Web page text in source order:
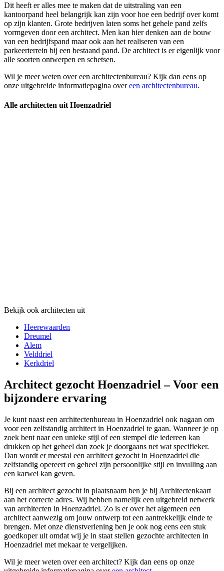
Dit heeft er alles mee te maken dat de uitstraling van een
kantoorpand heel belangrijk kan zijn voor hoe een bedrijf over komt
op zijn klanten. Grote bedrijven laten soms het gehele pand zelfs
vormgeven door een architect. Men kan hier denken aan de bouw
van een bedrijfspand maar ook aan het realiseren van een
parkeerterrein bij een bestaand pand. De architect is er eigenlijk voor
alle soorten ontwerpen en schetsen.
Wil je meer weten over een architectenbureau? Kijk dan eens op
onze uitgebreide informatiepagina overeen architectenbureau.
Alle architecten uit Hoenzadriel
Bekijk ook architecten uit
Heerewaarden
Dreumel
Alem
Velddriel
Kerkdriel
Architect gezocht Hoenzadriel – Voor een
bijzondere ervaring
Je kunt naast een architectenbureau in Hoenzadriel ook nagaan om
voor een zelfstandig architect in Hoenzadriel te gaan. Wanneer je op
zoek bent naar een unieke stijl of een stempel die iedereen kan
drukken op het geheel dan zoek je doorgaans net wat specifieker.
Dan wordt er meestal een architect gezocht in Hoenzadriel die
zelfstandig opereert en geheel zijn persoonlijke stijl en invulling aan
een karwei kan geven.
Bij een architect gezocht in plaatsnaam ben je bij Architectenkaart
aan het correcte adres. Wij hebben namelijk een uitgebreid netwerk
van architecten in Hoenzadriel. Zo is er over het algemeen een
architect aanwezig om jouw ontwerp tot een aantrekkelijk einde te
brengen. Met onze dienstverlening ben je ook nog eens een stuk
goedkoper uit omdat wij je in staat stellen gezochte architecten in
Hoenzadriel met mekaar te vergelijken.
Wil je meer weten over een architect? Kijk dan eens op onze